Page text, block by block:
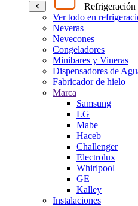
Refrigeración
Ver todo en
Neveras
Nevecones
Congeladores
Minibares y Vineras
Dispensadores de
Fabricador de hielo
Marca
Samsung
LG
Mabe
Haceb
Challenger
Electrolux
Whirlpool
GE
Kalley
Instalaciones